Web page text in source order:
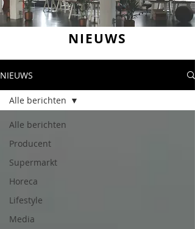
NIEUWS
NIEUWS
Alle berichten
Producent
Supermarkt
Horeca
Lifestyle
Media
Alle berichten